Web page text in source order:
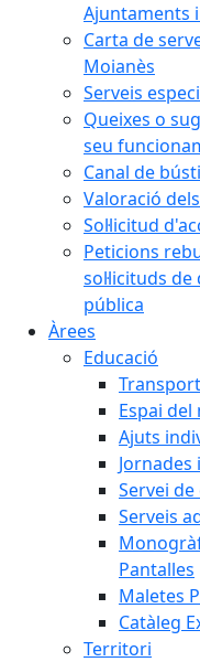
Ajuntaments
Carta de
Moianès
Serveis
Queixes o
seu
Canal de
Valoració
Sol·licitud
Peticions
sol·licituds
pública
Àrees
Educació
Espai
Ajuts
Jornades
Servei
Serveis
Pantalles
Maletes
Catàleg
Territori